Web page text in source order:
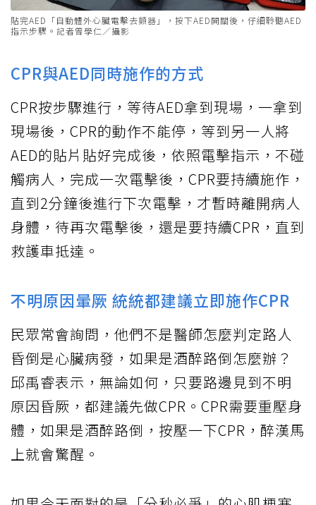
貼完AED「自動體外心臟電擊去顫器」，按下AED開關後，仔細聆聽AED
指示步驟。記者曾學仁／攝影
CPR與AED同時施作的方式
CPR按步驟進行，等待AED拿到現場，一拿到
現場後，CPR的動作不能停，等到另一人將
AED的貼片貼好完成後，依照電擊指示，不碰
觸病人，完成一次電擊後，CPR要持續施作，
直到2分鐘後進行下次電擊，才暫時離開病人
身體，待再次電擊後，還是要持續CPR，直到
救護車抵達。
不明原因暈厥 統統都建議立即施作CPR
民眾常會詢問，他們不是醫師怎麼判定路人
昏倒是心臟病發，如果是酒醉路倒怎麼辦？
邱禹睿表示，無論如何，只要路邊見到不明
原因昏厥，都建議先做CPR。CPR需要重壓身
體，如果是酒醉路倒，按壓一下CPR，醉漢馬
上就會驚醒。